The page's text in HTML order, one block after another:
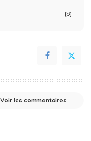
Voir les commentaires